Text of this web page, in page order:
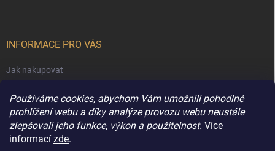
Používáme cookies, abychom Vám umožnili pohodlné
prohlížení webu a díky analýze provozu webu neustále
zlepšovali jeho funkce, výkon a použitelnost. Více
informací zde.
INFORMACE PRO VÁS
Jak nakupovat
Podmínky ochrany osobních údajů
Kontakty